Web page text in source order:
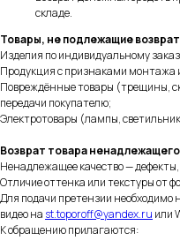
складе.
Товары, не подлежащие
Изделия по индивидуальному
Продукция с признаками монтажа
Повреждённые товары (трещины,
передачи покупателю;
Электротовары (лампы,
Возврат товара
Ненадлежащее качество —
Отличие оттенка или текстуры от
Для подачи претензии необходимо
видео на st.toporoff@yandex.ru или
К обращению прилагаются: